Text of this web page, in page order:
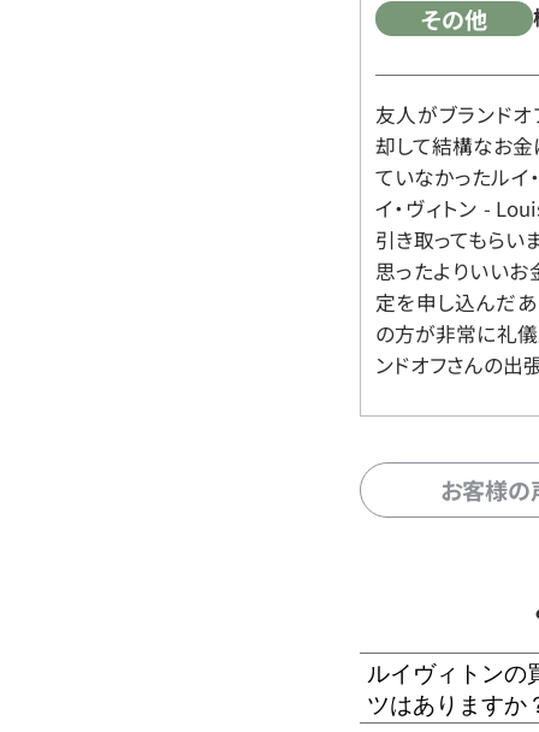
その他
友人がブランド
却して結構なお金
ていなかったルイ
イ・ヴィトン -
引き取ってもらい
思ったよりいいお
定を申し込んだ
の方が非常に礼儀
ンドオフさんの出
お客様
ルイヴィトンの
ツはありますか